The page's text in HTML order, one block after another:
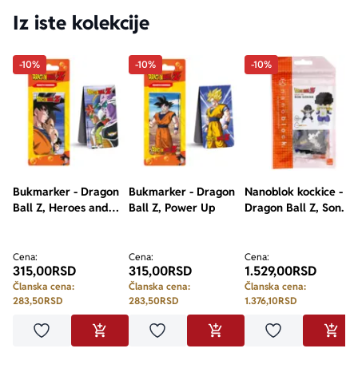
Iz iste kolekcije
-10%
Bukmarker - Dragon
Ball Z, Heroes and
Cena:
315,00RSD
Članska cena:
283,50RSD
Dodaj u omiljeneDODAJ U KORPU
-10%
Bukmarker - Dragon
Ball Z, Power Up
Cena:
315,00RSD
Članska cena:
283,50RSD
Dodaj u omiljeneDODAJ U KORPU
-10%
Nanoblok kockice -
Dragon Ball Z, Son
Cena:
1.529,00RSD
Članska cena:
1.376,10RSD
Dodaj u